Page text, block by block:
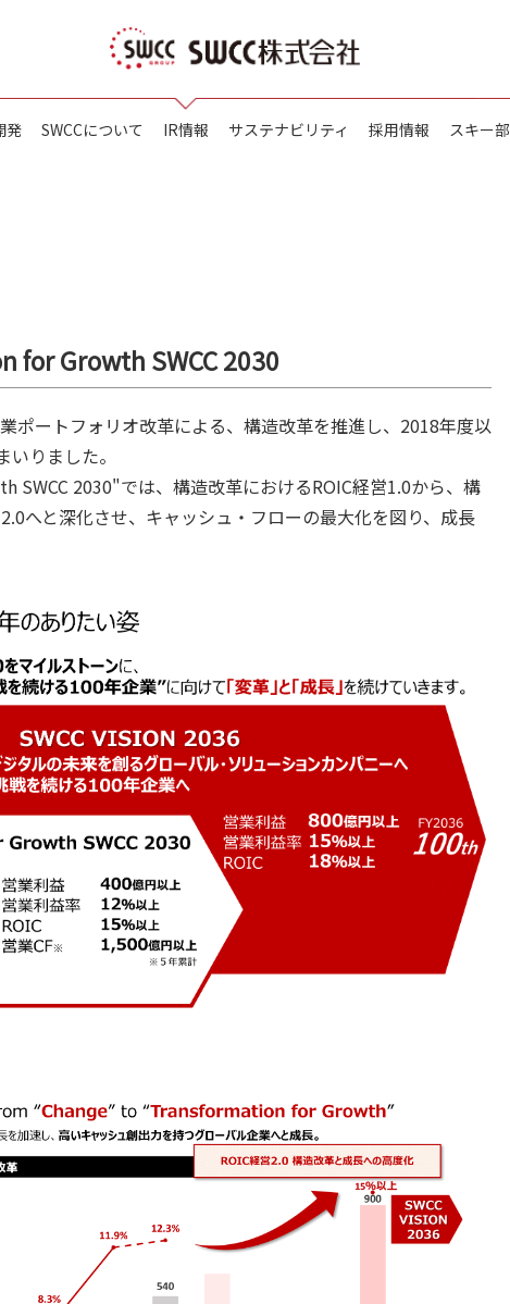
発 SWCCについて IR情報 サステナビリティ 採用情報 スキー部
for Growth SWCC 2030
ポートフォリオ改革による、構造改革を推進し、2018年度以
りました。
2030"では、構造改革におけるROIC経営1.0から、構
へと深化させ、キャッシュ・フローの最大化を図り、成長